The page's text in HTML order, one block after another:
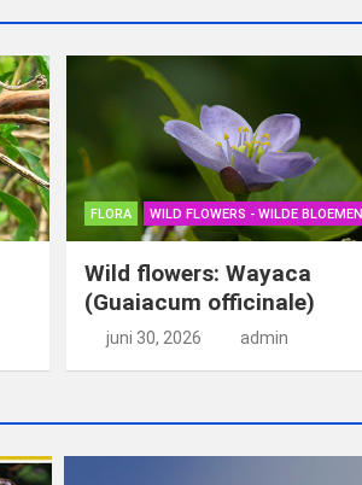
FLORA WILD FLOWERS - WILDE BLOEMEN
Wild flowers: Wayaca
(Guaiacum officinale)
juni 30, 2026 admin